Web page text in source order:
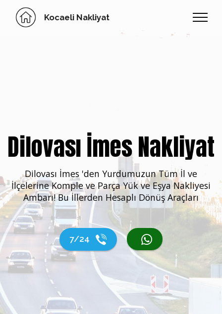
Kocaeli Nakliyat
Dilovası İmes Nakliyat
Dilovası İmes 'den Yurdumuzun Tüm İl ve
İlçelerine Komple ve Parça Yük ve Eşya Nakliyesi
Ambarı! Bu İllerden Hesaplı Dönüş Araçları
7/24